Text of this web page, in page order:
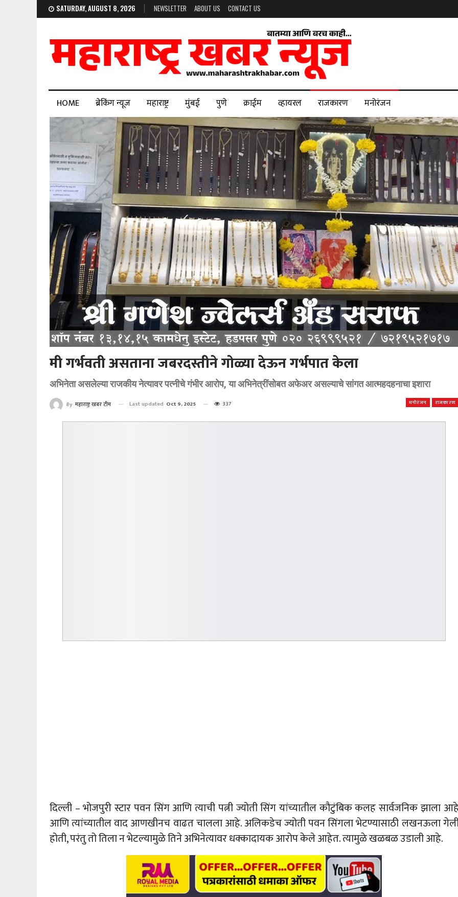
SATURDAY, AUGUST 8, 2026 NEWSLETTER ABOUT US CONTACT US
HOME ब्रेकिंग न्यूज महाराष्ट्र मुंबई पुणे क्राईम व्हायरल राजकारण मनोरंजन
मी गर्भवती असताना जबरदस्तीने गोळ्या देऊन गर्भपात केला
अभिनेता असलेल्या राजकीय नेत्यावर पत्नीचे गंभीर आरोप, या अभिनेत्रींसोबत अफेअर असल्याचे सांगत आत्महदहनाचा इशारा
मनोरंजन राजकारण
By महाराष्ट्र खबर टीम Last updated Oct 9, 2025 337
दिल्ली – भोजपुरी स्टार पवन सिंग आणि त्याची पत्नी ज्योती सिंग यांच्यातील कौटुंबिक कलह सार्वजनिक झाला
आणि त्यांच्यातील वाद आणखीनच वाढत चालला आहे. अलिकडेच ज्योती पवन सिंगला भेटण्यासाठी लखनऊला
होती, परंतु तो तिला न भेटल्यामुळे तिने अभिनेत्यावर धक्कादायक आरोप केले आहेत. त्यामुळे खळबळ उडाली आहे.